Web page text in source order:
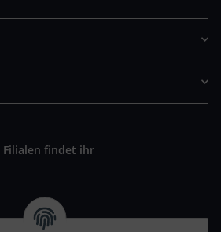
Filialen findet ihr
Besuch. Bitte beachtet die